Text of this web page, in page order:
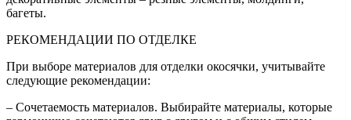
багеты.
РЕКОМЕНДАЦИИ ПО ОТДЕЛКЕ
При выборе материалов для отделки окосячки, учитывайте
следующие рекомендации:
– Сочетаемость материалов. Выбирайте материалы, которые